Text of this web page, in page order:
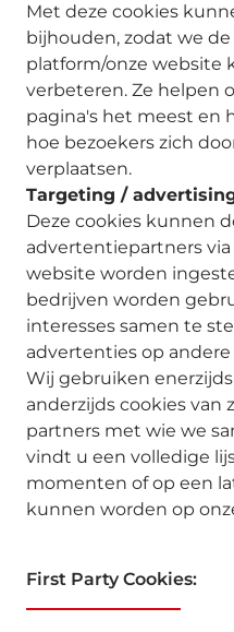
Met deze cookies
bijhouden, zodat we
platform/onze website
verbeteren. Ze helpen
pagina's het meest en
hoe bezoekers zich
verplaatsen.
Targeting /
Deze cookies kunnen
advertentiepartners
website worden
bedrijven worden
interesses samen te
advertenties op
Wij gebruiken
anderzijds cookies van
partners met wie we
vindt u een volledige
momenten of op een
kunnen worden op
First Party Cookies: